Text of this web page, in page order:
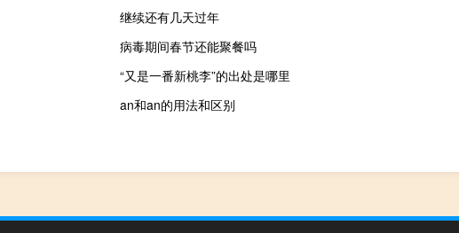
继续还有几天过年
病毒期间春节还能聚餐吗
“又是一番新桃李”的出处是哪里
an和an的用法和区别